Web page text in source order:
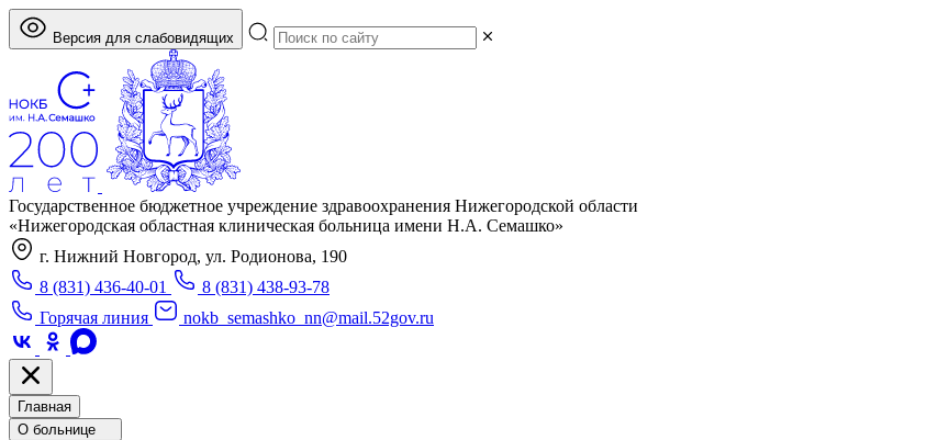
Версия для слабовидящих
Государственное бюджетное учреждение здравоохранения Нижегородской области
«Нижегородская областная клиническая больница имени Н.А. Семашко»
г. Нижний Новгород, ул. Родионова, 190
8 (831) 436-40-01
8 (831) 438-93-78
Горячая линия
nokb_semashko_nn@mail.52gov.ru
Главная
О больнице